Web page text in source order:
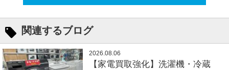
関連するブログ
2026.08.06
【家電買取強化】洗濯機・冷蔵